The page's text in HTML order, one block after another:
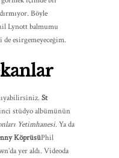
Böyle
Lynott balmumu
esirgemeyeceğim.
St
stüdyo albümünün
Yetimhanesi. Ya da
KöprüsüPhil
yer aldı. Videoda